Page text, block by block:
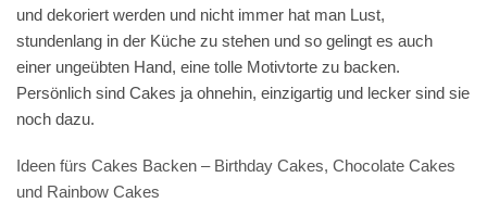
und dekoriert werden und nicht immer hat man Lust,
stundenlang in der Küche zu stehen und so gelingt es auch
einer ungeübten Hand, eine tolle Motivtorte zu backen.
Persönlich sind Cakes ja ohnehin, einzigartig und lecker sind sie
noch dazu.
Ideen fürs Cakes Backen – Birthday Cakes, Chocolate Cakes
und Rainbow Cakes